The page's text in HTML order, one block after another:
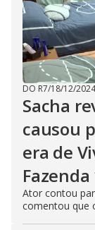
DO R7/18/12/2024
Sacha
causou
era de
Fazenda
Ator contou
comentou que